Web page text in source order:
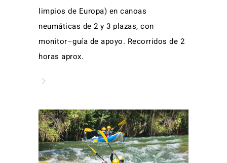
limpios de Europa) en canoas
neumáticas de 2 y 3 plazas, con
monitor–guía de apoyo. Recorridos de 2
horas aprox.